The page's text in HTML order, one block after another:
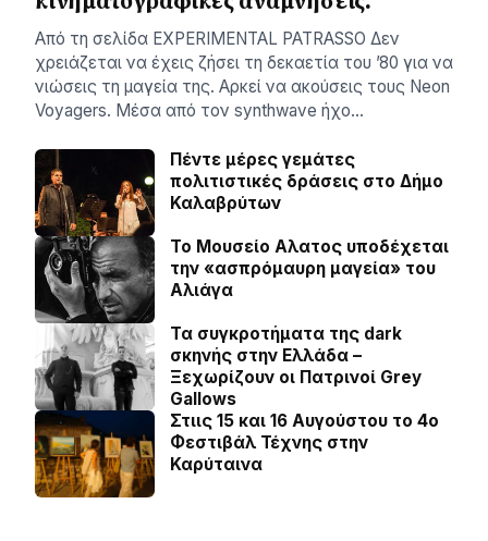
Aπό τη σελίδα ΕXPERIMENTAL PATRASSO Δεν
χρειάζεται να έχεις ζήσει τη δεκαετία του ’80 για να
νιώσεις τη μαγεία της. Αρκεί να ακούσεις τους Neon
Voyagers. Μέσα από τον synthwave ήχο…
Πέντε μέρες γεμάτες
πολιτιστικές δράσεις στο Δήμο
Καλαβρύτων
Το Μουσείο Αλατος υποδέχεται
την «ασπρόμαυρη μαγεία» του
Αλιάγα
Τα συγκροτήματα της dark
σκηνής στην Ελλάδα –
Ξεχωρίζουν οι Πατρινοί Grey
Gallows
Στιις 15 και 16 Αυγούστου το 4ο
Φεστιβάλ Τέχνης στην
Καρύταινα